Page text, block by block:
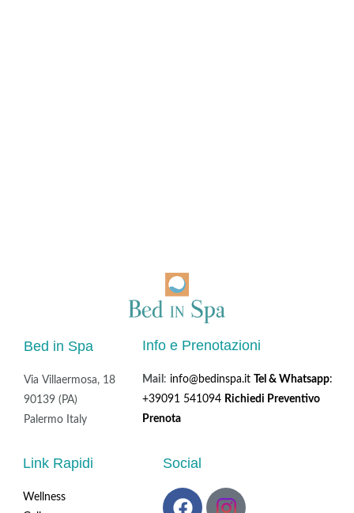
Bed in Spa
Via Villaermosa, 18
90139 (PA)
Palermo Italy
Info e Prenotazioni
Mail : info@bedinspa.it Tel & Whatsapp:
+39091 541094 Richiedi Preventivo
Prenota
Link Rapidi
Wellness
Social
F